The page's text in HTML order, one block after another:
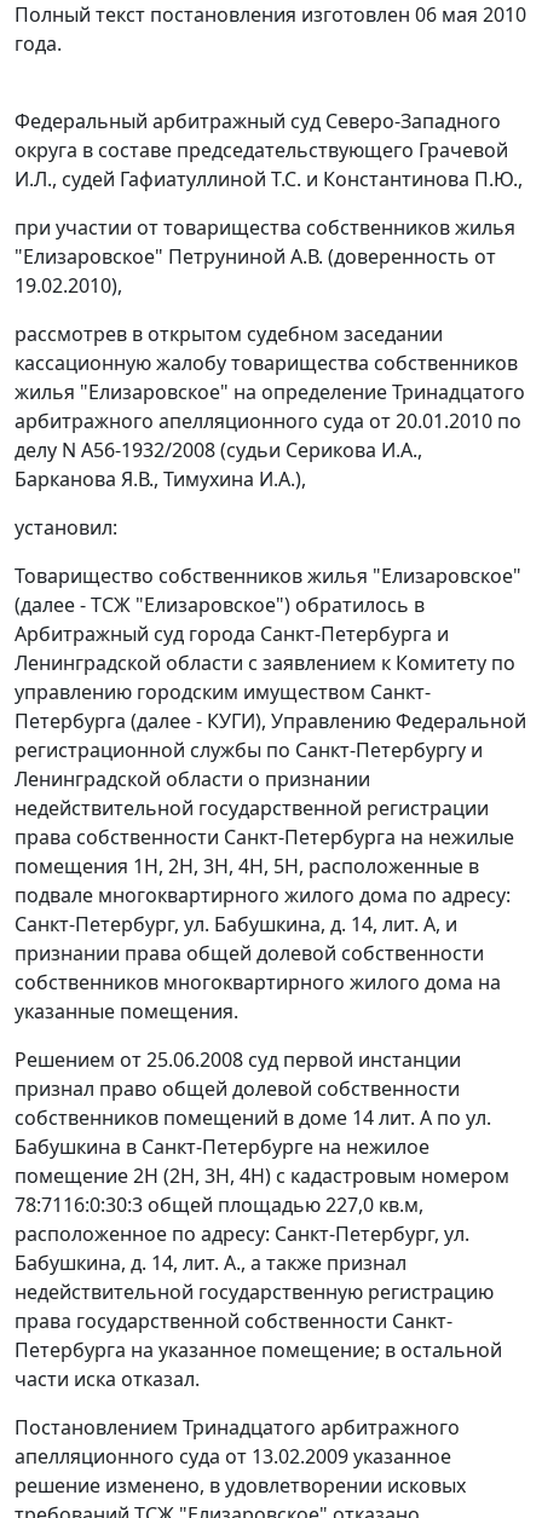
Полный текст постановления изготовлен 06 мая 2010
года.
Федеральный арбитражный суд Северо-Западного
округа в составе председательствующего Грачевой
И.Л., судей Гафиатуллиной Т.С. и Константинова П.Ю.,
при участии от товарищества собственников жилья
"Елизаровское" Петруниной А.В. (доверенность от
19.02.2010),
рассмотрев в открытом судебном заседании
кассационную жалобу товарищества собственников
жилья "Елизаровское" на определение Тринадцатого
арбитражного апелляционного суда от 20.01.2010 по
делу N А56-1932/2008 (судьи Серикова И.А.,
Барканова Я.В., Тимухина И.А.),
установил:
Товарищество собственников жилья "Елизаровское"
(далее - ТСЖ "Елизаровское") обратилось в
Арбитражный суд города Санкт-Петербурга и
Ленинградской области с заявлением к Комитету по
управлению городским имуществом Санкт-
Петербурга (далее - КУГИ), Управлению Федеральной
регистрационной службы по Санкт-Петербургу и
Ленинградской области о признании
недействительной государственной регистрации
права собственности Санкт-Петербурга на нежилые
помещения 1Н, 2Н, 3Н, 4Н, 5Н, расположенные в
подвале многоквартирного жилого дома по адресу:
Санкт-Петербург, ул. Бабушкина, д. 14, лит. А, и
признании права общей долевой собственности
собственников многоквартирного жилого дома на
указанные помещения.
Решением от 25.06.2008 суд первой инстанции
признал право общей долевой собственности
собственников помещений в доме 14 лит. А по ул.
Бабушкина в Санкт-Петербурге на нежилое
помещение 2Н (2Н, 3Н, 4Н) с кадастровым номером
78:7116:0:30:3 общей площадью 227,0 кв.м,
расположенное по адресу: Санкт-Петербург, ул.
Бабушкина, д. 14, лит. А., а также признал
недействительной государственную регистрацию
права государственной собственности Санкт-
Петербурга на указанное помещение; в остальной
части иска отказал.
Постановлением Тринадцатого арбитражного
апелляционного суда от 13.02.2009 указанное
решение изменено, в удовлетворении исковых